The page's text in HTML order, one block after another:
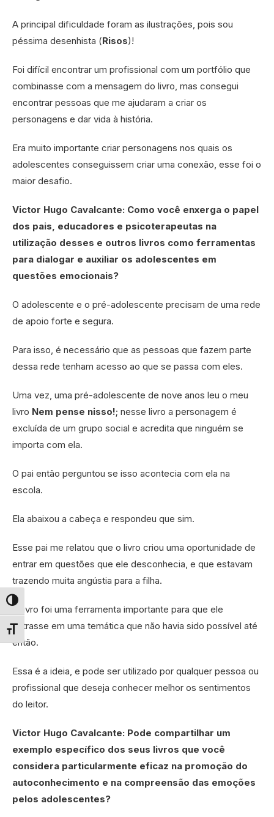
Alternar alto contraste
Alternar tamanho da fonte
A principal dificuldade foram as ilustrações, pois sou
péssima desenhista (Risos)!
Foi difícil encontrar um profissional com um portfólio que
combinasse com a mensagem do livro, mas consegui
encontrar pessoas que me ajudaram a criar os
personagens e dar vida à história.
Era muito importante criar personagens nos quais os
adolescentes conseguissem criar uma conexão, esse foi o
maior desafio.
Victor Hugo Cavalcante: Como você enxerga o papel
dos pais, educadores e psicoterapeutas na
utilização desses e outros livros como ferramentas
para dialogar e auxiliar os adolescentes em
questões emocionais?
O adolescente e o pré-adolescente precisam de uma rede
de apoio forte e segura.
Para isso, é necessário que as pessoas que fazem parte
dessa rede tenham acesso ao que se passa com eles.
Uma vez, uma pré-adolescente de nove anos leu o meu
livro Nem pense nisso!; nesse livro a personagem é
excluída de um grupo social e acredita que ninguém se
importa com ela.
O pai então perguntou se isso acontecia com ela na
escola.
Ela abaixou a cabeça e respondeu que sim.
Esse pai me relatou que o livro criou uma oportunidade de
entrar em questões que ele desconhecia, e que estavam
trazendo muita angústia para a filha.
O livro foi uma ferramenta importante para que ele
entrasse em uma temática que não havia sido possível até
então.
Essa é a ideia, e pode ser utilizado por qualquer pessoa ou
profissional que deseja conhecer melhor os sentimentos
do leitor.
Victor Hugo Cavalcante: Pode compartilhar um
exemplo específico dos seus livros que você
considera particularmente eficaz na promoção do
autoconhecimento e na compreensão das emoções
pelos adolescentes?